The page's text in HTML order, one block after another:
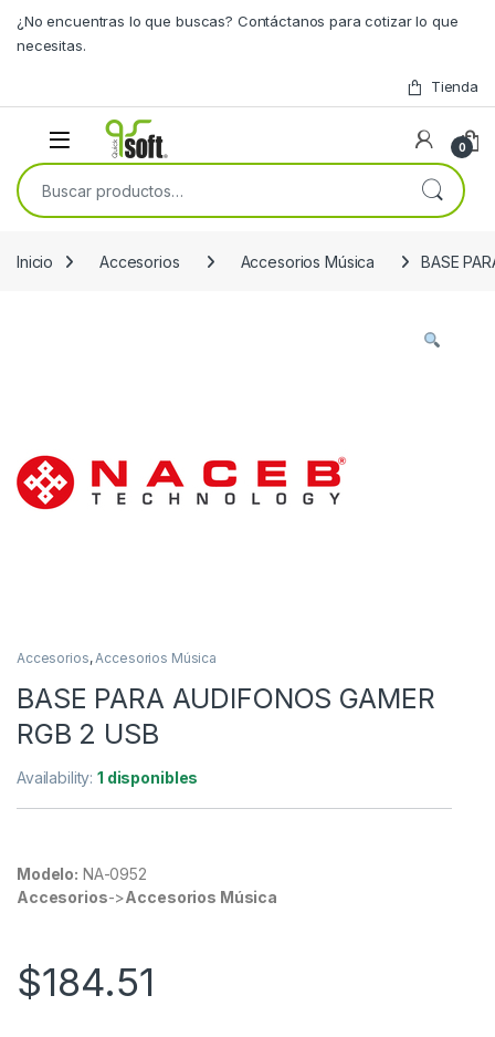
¿No encuentras lo que buscas? Contáctanos para cotizar lo que
necesitas.
Tienda
0
Buscar por:
Inicio Accesorios Accesorios Música BASE
Accesorios, Accesorios Música
BASE PARA AUDIFONOS GAMER
RGB 2 USB
Availability:1 disponibles
Modelo: NA-0952
Accesorios->Accesorios Música
$184.51